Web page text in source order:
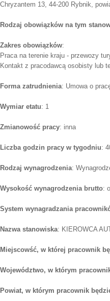
Chryzantem 13, 44-200 Rybnik,
Rodzaj obowiązków na tym
Zakres obowiązków:
Praca na terenie kraju - przewozy
Kontakt z pracodawcą osobisty lub
Forma zatrudnienia: Umowa o
Wymiar etatu: 1
Zmianowość pracy: inna
Liczba godzin pracy w tygodniu:
Rodzaj wynagrodzenia:
Wysokość wynagrodzenia brutto:
System wynagradzania
Nazwa stanowiska: KIEROWCA
Miejscowść, w której pracownik
Województwo, w którym
Powiat, w którym pracownik